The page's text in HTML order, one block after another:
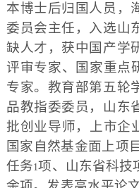
本博士后归国人员，
委员会主任，入选山
缺人才，获中国产学
评审专家、国家重点
专家。教育部第五轮
品教指委委员，山东
批创业导师，上市企
国家自然基金面上项
任务1项、山东省科技